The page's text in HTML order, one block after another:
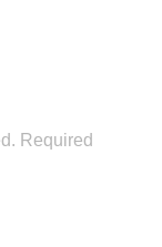
Required